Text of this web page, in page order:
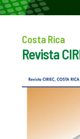
Costa Rica
Revista